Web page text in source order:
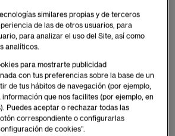
práctico en la implementación
Machine Learning y Deep
a desafíos empresariales
optimización de
de decisiones basada en
similares propias y de terceros
de las de otros usuarios, para
para analizar el uso del Site, así como
analíticos.
para mostrarte publicidad
con tus preferencias sobre la base de un
de tus hábitos de navegación (por ejemplo,
información que nos facilites (por ejemplo, en
Puedes aceptar o rechazar todas las
correspondiente o configurarlas
de cookies”.